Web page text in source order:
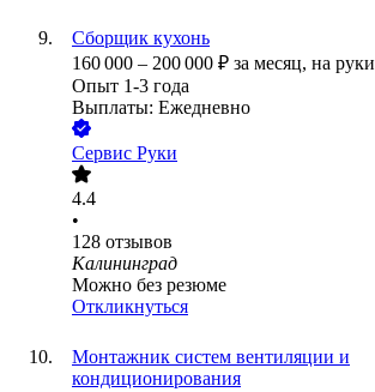
Сборщик кухонь
160 000 – 200 000 ₽ за месяц, на руки
Опыт 1-3 года
Выплаты: Ежедневно
Сервис Руки
4.4
•
128 отзывов
Калининград
Можно без резюме
Откликнуться
Монтажник систем вентиляции и
кондиционирования